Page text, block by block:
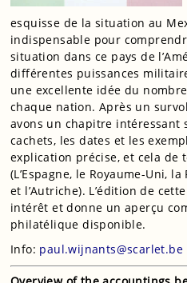
esquisse de la situation au
indispensable pour
situation dans ce pays de
différentes puissances
une excellente idée du
chaque nation. Après un
avons un chapitre intéressant
cachets, les dates et les
explication précise, et cela de
(L’Espagne, le Royaume-Uni,
et l’Autriche). L’édition de
intérêt et donne un aperçu
philatélique disponible.
Info: paul.wijnants@scarlet.be